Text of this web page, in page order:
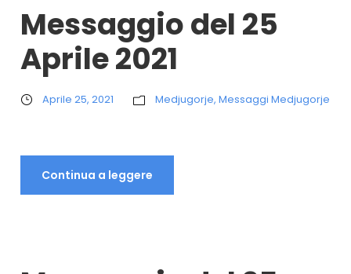
Messaggio del 25
Aprile 2021
Aprile 25, 2021 Medjugorje, Messaggi Medjugorje
Continua a leggere